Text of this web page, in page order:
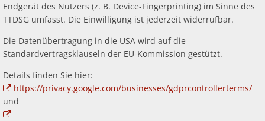
Endgerät des Nutzers (z. B. Device-Fingerprinting) im Sinne des
TTDSG umfasst. Die Einwilligung ist jederzeit widerrufbar.
Die Datenübertragung in die USA wird auf die
Standardvertragsklauseln der EU-Kommission gestützt.
Details finden Sie hier:
https://privacy.google.com/businesses/gdprcontrollerterms/
und